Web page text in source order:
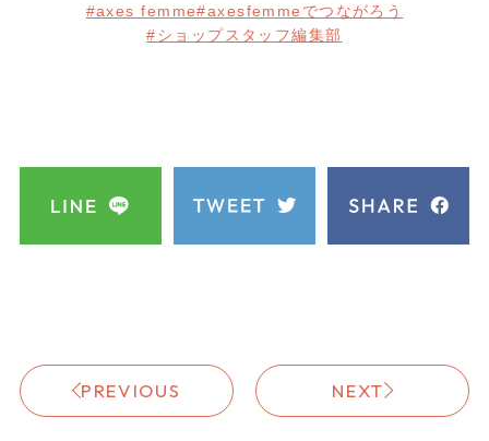
#axes femme#axesfemmeでつながろう
#ショップスタッフ編集部
PREVIOUS NEXT